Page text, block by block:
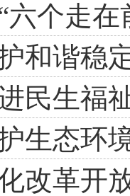
六个走
和谐稳
民生福
生态环
改革开